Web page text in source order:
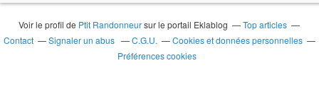
Voir le profil de Ptit Randonneursur le portail Eklablog
Top articles
Contact
Signaler un abus C.G.U.
Cookies et données personnelles
Préférences cookies